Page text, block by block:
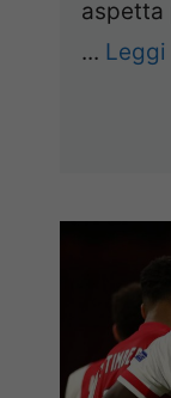
aspetta
...